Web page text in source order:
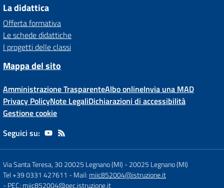
La didattica
Offerta formativa
Le schede didattiche
I progetti delle classi
Mappa del sito
Amministrazione TrasparenteAlbo onlineInvia una MAD
Privacy PolicyNote LegaliDichiarazioni di accessibilità
Gestione cookie
Seguici su:
Via Santa Teresa, 30 20025 Legnano (MI) -20025 Legnano (MI)
Tel +39 0331 427611 - Mail: miic852004@istruzione.it
- PEC: miic852004@pec.istruzione.it